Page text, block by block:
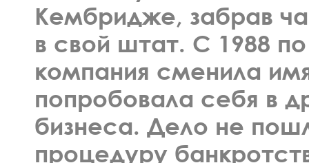
Кембридже, забрав
в свой штат. С 1988
компания сменила
попробовала себя в
бизнеса. Дело не
процедуру